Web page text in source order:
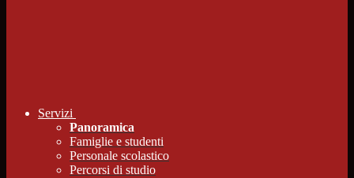
Servizi
Panoramica
Famiglie e studenti
Personale scolastico
Percorsi di studio